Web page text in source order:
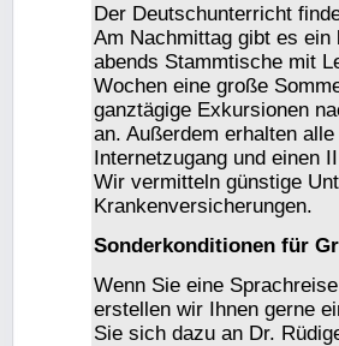
Der Deutschunterricht
Am Nachmittag gibt es
abends Stammtische mit
Wochen eine große
ganztägige Exkursionen
an. Außerdem erhalten
Internetzugang und einen
Wir vermitteln günstige
Krankenversicherungen.
Sonderkonditionen für
Wenn Sie eine
erstellen wir Ihnen gerne
Sie sich dazu an Dr.